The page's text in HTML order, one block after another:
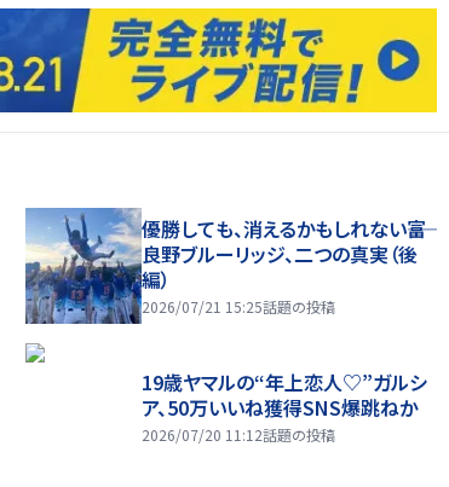
優勝しても、消えるかもしれない――富
良野ブルーリッジ、二つの真実（後
編）
2026/07/21 15:25話題の投稿
19歳ヤマルの“年上恋人♡”ガルシ
ア、50万いいね獲得SNS爆跳ねか
2026/07/20 11:12話題の投稿